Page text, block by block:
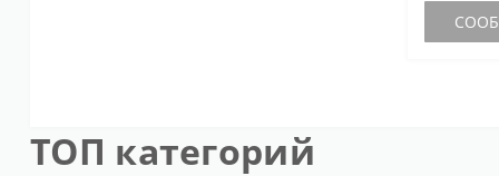
ТОП категорий